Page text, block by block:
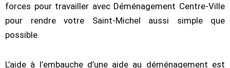
forces pour travailler avec Déménagement Centre-Ville
pour rendre votre Saint-Michel aussi simple que
possible.
L’aide à l’embauche d’une aide au déménagement est